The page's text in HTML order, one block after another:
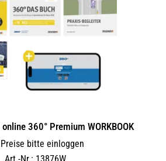
360° Premium WORKBOOK
bitte einloggen